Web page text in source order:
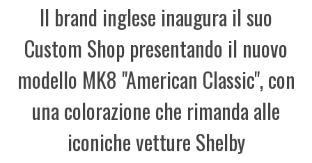
Il brand inglese inaugura il suo
Custom Shop presentando il nuovo
modello MK8 "American Classic", con
una colorazione che rimanda alle
iconiche vetture Shelby